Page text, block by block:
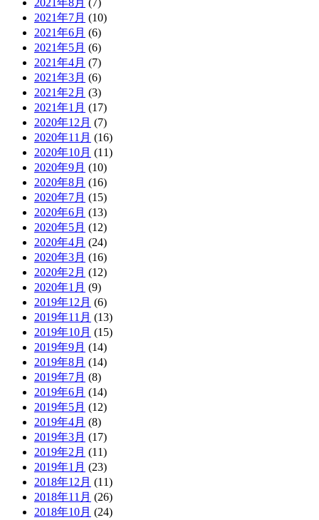
2021年8月 (7)
2021年7月 (10)
2021年6月 (6)
2021年5月 (6)
2021年4月 (7)
2021年3月 (6)
2021年2月 (3)
2021年1月 (17)
2020年12月 (7)
2020年11月 (16)
2020年10月 (11)
2020年9月 (10)
2020年8月 (16)
2020年7月 (15)
2020年6月 (13)
2020年5月 (12)
2020年4月 (24)
2020年3月 (16)
2020年2月 (12)
2020年1月 (9)
2019年12月 (6)
2019年11月 (13)
2019年10月 (15)
2019年9月 (14)
2019年8月 (14)
2019年7月 (8)
2019年6月 (14)
2019年5月 (12)
2019年4月 (8)
2019年3月 (17)
2019年2月 (11)
2019年1月 (23)
2018年12月 (11)
2018年11月 (26)
2018年10月 (24)